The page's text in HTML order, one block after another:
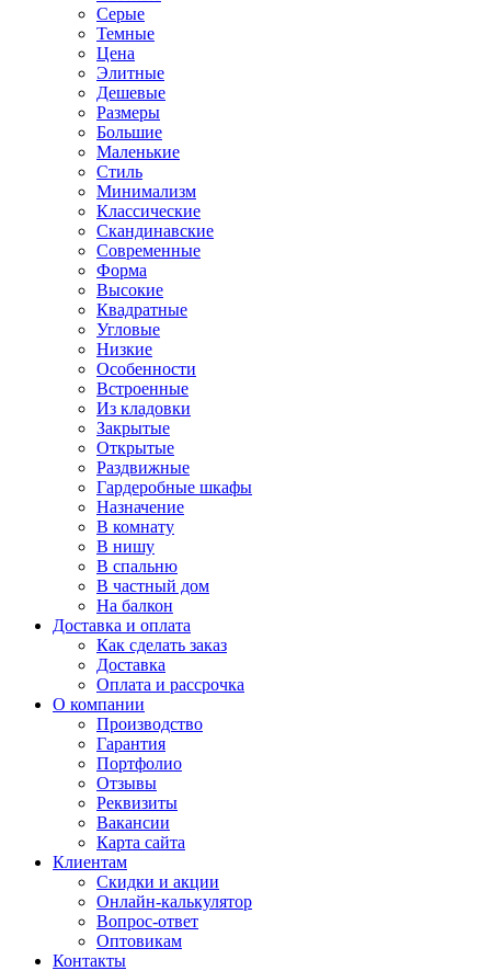
Серые
Темные
Цена
Элитные
Дешевые
Размеры
Большие
Маленькие
Стиль
Минимализм
Классические
Скандинавские
Современные
Форма
Высокие
Квадратные
Угловые
Низкие
Особенности
Встроенные
Из кладовки
Закрытые
Открытые
Раздвижные
Гардеробные шкафы
Назначение
В комнату
В нишу
В спальню
В частный дом
На балкон
Доставка и оплата
Как сделать заказ
Доставка
Оплата и рассрочка
О компании
Производство
Гарантия
Портфолио
Отзывы
Реквизиты
Вакансии
Карта сайта
Клиентам
Скидки и акции
Онлайн-калькулятор
Вопрос-ответ
Оптовикам
Контакты